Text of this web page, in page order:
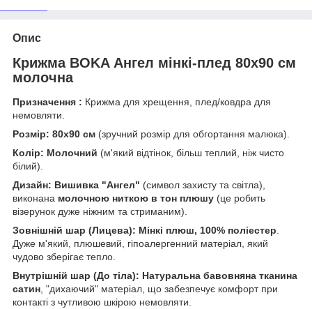
Опис
Крижма BOKA Ангел мінкі-плед 80x90 см
молочна
Призначення : Крижма для хрещення, плед/ковдра для
немовляти.
Розмір: 80x90 см (зручний розмір для обгортання малюка).
Колір: Молочний (м'який відтінок, більш теплий, ніж чисто
білий).
Дизайн: Вишивка "Ангел" (символ захисту та світла),
виконана молочною ниткою в тон плюшу (це робить
візерунок дуже ніжним та стриманим).
Зовнішній шар (Лицева): Мінкі плюш, 100% поліестер.
Дуже м'який, плюшевий, гіпоалергенний матеріал, який
чудово зберігає тепло.
Внутрішній шар (До тіла): Натуральна бавовняна тканина
сатин, "дихаючий" матеріал, що забезпечує комфорт при
контакті з чутливою шкірою немовляти.